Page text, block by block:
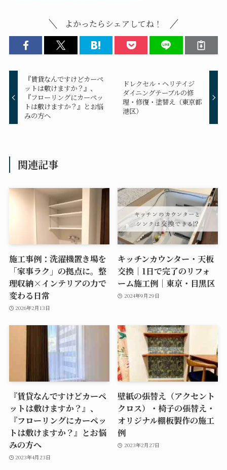
よかったらシェアしてね！
『賃貸なんですけどカーペ
ットは敷けますか？』、
『フローリングにカーペッ
トは敷けますか？』とお悩
みの方へ
ドレクセル・ヘリテイジ
ダイニングテーブルの修
理・修復・塗替え（東京都
港区）
関連記事
施工事例：洗濯機置き場を
「家事ラク」の拠点に。整
理収納×インテリアの力で
変わる日常
2026年2月13日
キッチンカウンター・天板
交換｜1日で完了のリフォ
ーム施工例｜東京・目黒区
2024年9月29日
『賃貸なんですけどカーペ
ットは敷けますか？』、
『フローリングにカーペッ
トは敷けますか？』とお悩
みの方へ
2023年4月23日
壁紙の張替え（アクセント
クロス）・椅子の張替え・
オリジナル棚板製作の施工
例
2023年2月27日